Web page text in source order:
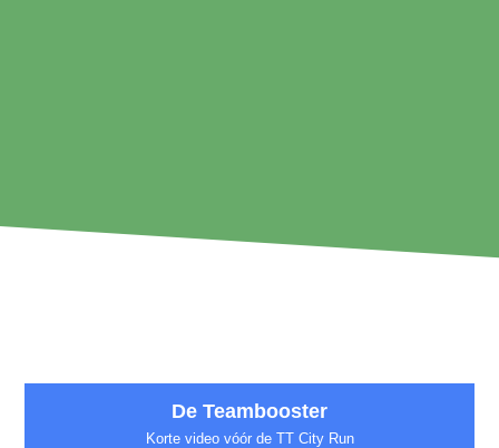
De Teambooster
Korte video vóór de TT City Run